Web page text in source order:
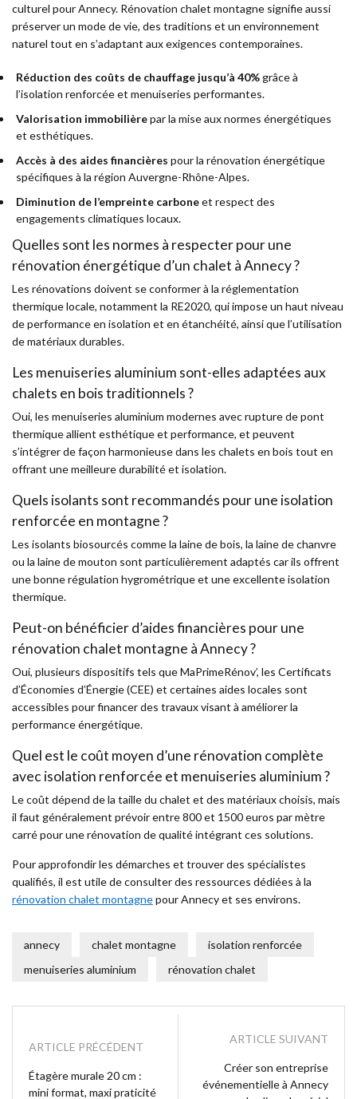
culturel pour Annecy. Rénovation chalet montagne signifie aussi
préserver un mode de vie, des traditions et un environnement
naturel tout en s’adaptant aux exigences contemporaines.
Réduction des coûts de chauffage jusqu’à 40%grâce à
l’isolation renforcée et menuiseries performantes.
Valorisation immobilièrepar la mise aux normes énergétiques
et esthétiques.
Accès à des aides financières pour la rénovation énergétique
spécifiques à la région Auvergne-Rhône-Alpes.
Diminution de l’empreinte carboneet respect des
engagements climatiques locaux.
Quelles sont les normes à respecter pour une
rénovation énergétique d’un chalet à Annecy ?
Les rénovations doivent se conformer à la réglementation
thermique locale, notamment la RE2020, qui impose un haut niveau
de performance en isolation et en étanchéité, ainsi que l’utilisation
de matériaux durables.
Les menuiseries aluminium sont-elles adaptées aux
chalets en bois traditionnels ?
Oui, les menuiseries aluminium modernes avec rupture de pont
thermique allient esthétique et performance, et peuvent
s’intégrer de façon harmonieuse dans les chalets en bois tout en
offrant une meilleure durabilité et isolation.
Quels isolants sont recommandés pour une isolation
renforcée en montagne ?
Les isolants biosourcés comme la laine de bois, la laine de chanvre
ou la laine de mouton sont particulièrement adaptés car ils offrent
une bonne régulation hygrométrique et une excellente isolation
thermique.
Peut-on bénéficier d’aides financières pour une
rénovation chalet montagne à Annecy ?
Oui, plusieurs dispositifs tels que MaPrimeRénov’, les Certificats
d’Économies d’Énergie (CEE) et certaines aides locales sont
accessibles pour financer des travaux visant à améliorer la
performance énergétique.
Quel est le coût moyen d’une rénovation complète
avec isolation renforcée et menuiseries aluminium ?
Le coût dépend de la taille du chalet et des matériaux choisis, mais
il faut généralement prévoir entre 800 et 1500 euros par mètre
carré pour une rénovation de qualité intégrant ces solutions.
Pour approfondir les démarches et trouver des spécialistes
qualifiés, il est utile de consulter des ressources dédiées à la
rénovation chalet montagnepour Annecy et ses environs.
annecy chalet montagne
isolation renforcée
menuiseries aluminium
rénovation chalet
ARTICLE PRÉCÉDENT
Étagère murale 20 cm :
mini format, maxi praticité
ARTICLE SUIVANT
Créer son entreprise
événementielle à Annecy